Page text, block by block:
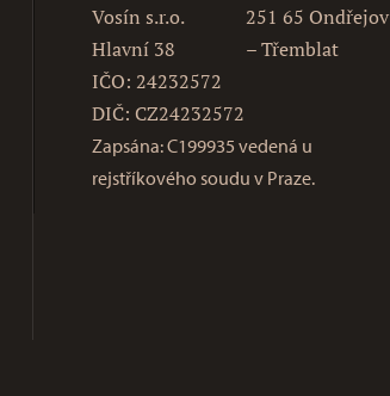
Vosín s.r.o.
Hlavní 38
251 65 Ondřejov
– Třemblat
IČO: 24232572
DIČ: CZ24232572
Zapsána: C199935 vedená u
rejstříkového soudu v Praze.